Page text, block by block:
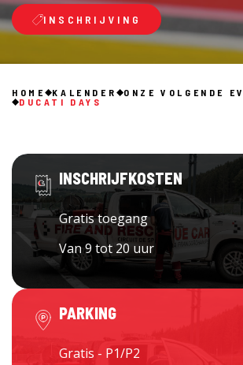
INSCHRIJVING
HOME KALENDER
ONZE VOLGENDE
DUCATI DAYS
INSCHRIJFKOSTEN
Gratis toegang
Van 9 tot 20 uur
PARKING
Gratis - P1/P2